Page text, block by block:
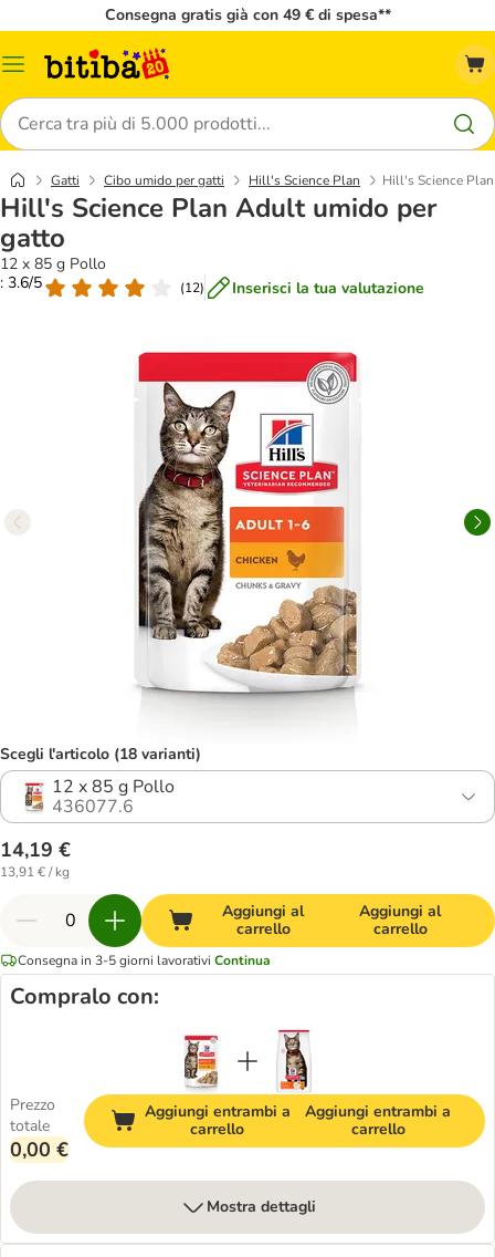
Consegna gratis già con 49 € di spesa**
Overview
Cerca
Gatti Cibo umido per gatti Hill's Science Plan Hill's Science
Hill's Science Plan Adult umido per
gatto
12 x 85 g Pollo
: 3.6/5
(12) Inserisci la tua valutazione
Scegli l'articolo (18 varianti)
12 x 85 g Pollo
436077.6
14,19 €
13,91 € / kg
Aggiungi al
carrello
Aggiungi al
carrello
Consegna in 3-5 giorni lavorativi Continua
Compralo con:
Prezzo
totale
0,00 €
Aggiungi entrambi a
carrello
Aggiungi entrambi a
carrello
Mostra dettagli